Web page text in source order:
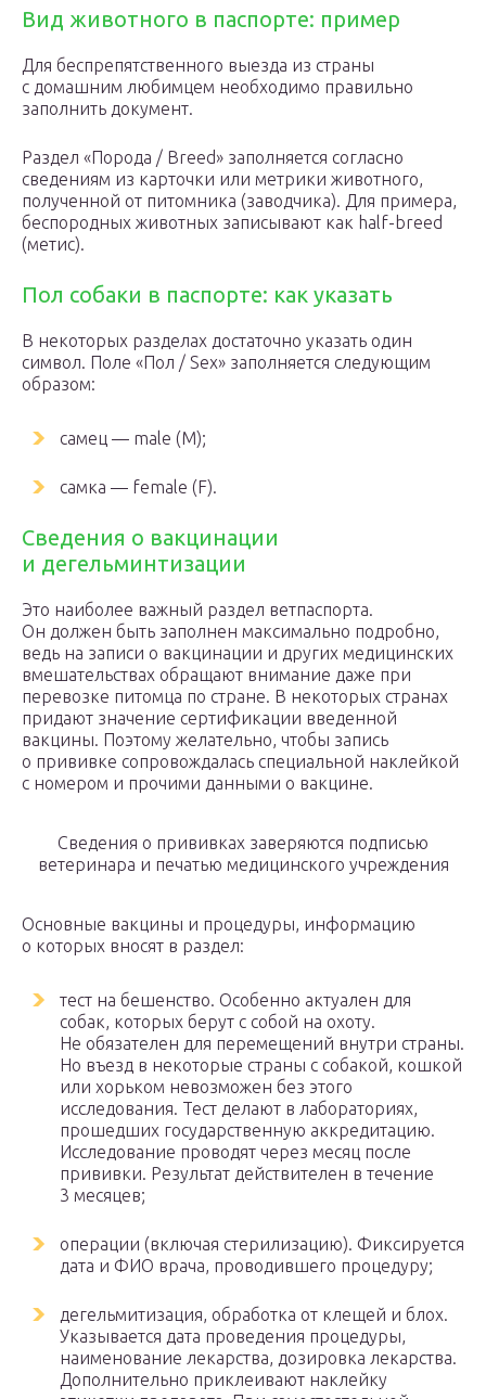
Вид животного в паспорте: пример
Для беспрепятственного выезда из страны
с домашним любимцем необходимо правильно
заполнить документ.
Раздел «Порода / Breed» заполняется согласно
сведениям из карточки или метрики животного,
полученной от питомника (заводчика). Для примера,
беспородных животных записывают как half-breed
(метис).
Пол собаки в паспорте: как указать
В некоторых разделах достаточно указать один
символ. Поле «Пол / Sex» заполняется следующим
образом:
самец — male (M);
самка — female (F).
Сведения о вакцинации
и дегельминтизации
Это наиболее важный раздел ветпаспорта.
Он должен быть заполнен максимально подробно,
ведь на записи о вакцинации и других медицинских
вмешательствах обращают внимание даже при
перевозке питомца по стране. В некоторых странах
придают значение сертификации введенной
вакцины. Поэтому желательно, чтобы запись
о прививке сопровождалась специальной наклейкой
с номером и прочими данными о вакцине.
Сведения о прививках заверяются подписью
ветеринара и печатью медицинского учреждения
Основные вакцины и процедуры, информацию
о которых вносят в раздел:
тест на бешенство. Особенно актуален для
собак, которых берут с собой на охоту.
Не обязателен для перемещений внутри страны.
Но въезд в некоторые страны с собакой, кошкой
или хорьком невозможен без этого
исследования. Тест делают в лабораториях,
прошедших государственную аккредитацию.
Исследование проводят через месяц после
прививки. Результат действителен в течение
3 месяцев;
операции (включая стерилизацию). Фиксируется
дата и ФИО врача, проводившего процедуру;
дегельмитизация, обработка от клещей и блох.
Указывается дата проведения процедуры,
наименование лекарства, дозировка лекарства.
Дополнительно приклеивают наклейку